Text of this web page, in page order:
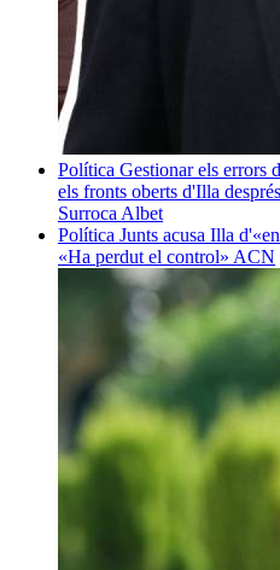
Política Gestionar els errors
els fronts oberts d'Illa
Surroca Albet
Política Junts acusa Illa
«Ha perdut el control» ACN